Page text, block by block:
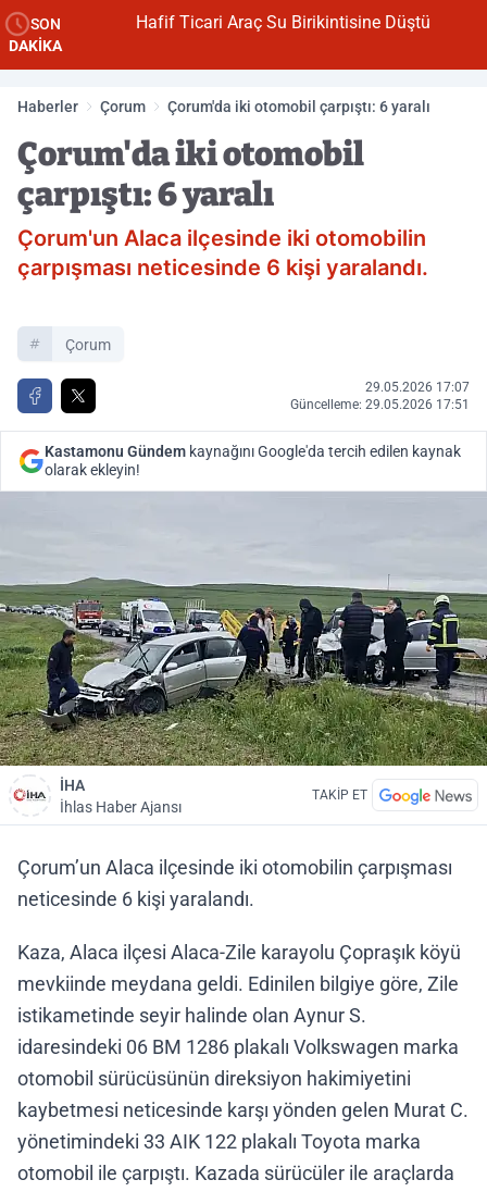
SON
DAKİKA
Hafif Ticari Araç Su Birikintisine Düştü
Haberler Çorum Çorum'da iki otomobil çarpıştı: 6 yaralı
Çorum'da iki otomobil
çarpıştı: 6 yaralı
Çorum'un Alaca ilçesinde iki otomobilin
çarpışması neticesinde 6 kişi yaralandı.
Çorum
29.05.2026 17:07
Güncelleme: 29.05.2026 17:51
Kastamonu Gündem kaynağını Google'da tercih edilen kaynak
olarak ekleyin!
İHA
İhlas Haber Ajansı
TAKİP ET
Çorum’un Alaca ilçesinde iki otomobilin çarpışması
neticesinde 6 kişi yaralandı.
Kaza, Alaca ilçesi Alaca-Zile karayolu Çopraşık köyü
mevkiinde meydana geldi. Edinilen bilgiye göre, Zile
istikametinde seyir halinde olan Aynur S.
idaresindeki 06 BM 1286 plakalı Volkswagen marka
otomobil sürücüsünün direksiyon hakimiyetini
kaybetmesi neticesinde karşı yönden gelen Murat C.
yönetimindeki 33 AIK 122 plakalı Toyota marka
otomobil ile çarpıştı. Kazada sürücüler ile araçlarda